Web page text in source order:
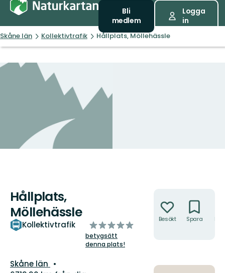
Bli
medlem
Logga
in
Skåne län Kollektivtrafik Hållplats, Möllehässle
Hållplats,
Möllehässle
Kollektivtrafik
av
5
stjärnor
betygsätt
denna plats!
Län:
Skåne län
Besökt Spara